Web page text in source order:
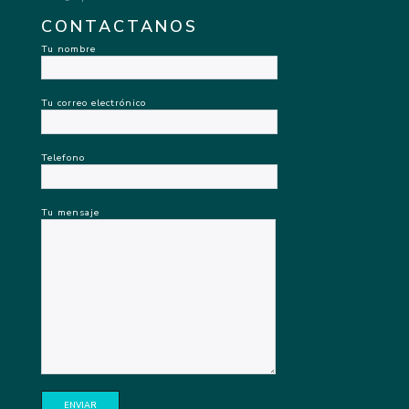
CONTACTANOS
Tu nombre
Tu correo electrónico
Telefono
Tu mensaje